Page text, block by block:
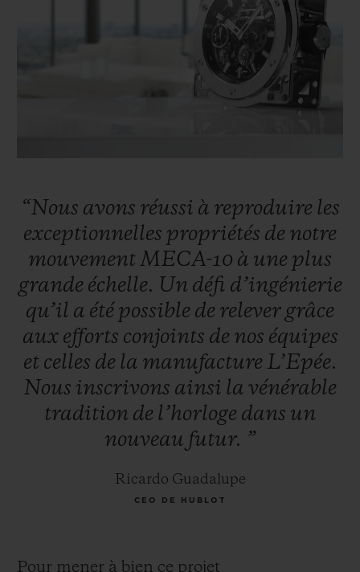
“Nous avons réussi à reproduire les
exceptionnelles propriétés de notre
mouvementMECA-10 à une plus
grande échelle. Un défi d’ingénierie
qu’il a été possible de relever grâce
aux efforts conjoints de nos équipes
et celles de la manufacture L’Epée.
Nous inscrivons ainsi la vénérable
tradition de l’horloge dans un
nouveau futur. ”
Ricardo Guadalupe
CEO DE HUBLOT
Pour mener à bien ce projet